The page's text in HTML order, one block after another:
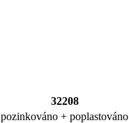
32208
pozinkováno + poplastováno